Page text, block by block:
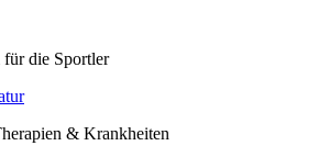
die Sportler
& Krankheiten